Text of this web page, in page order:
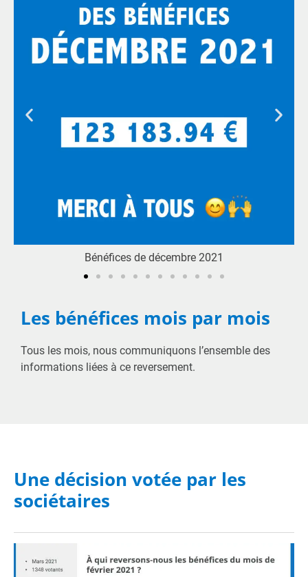
Bénéfices de novembre
Les bénéfices mois par mois
Tous les mois, nous communiquons l’ensemble des
informations liées à ce reversement.
Une décision votée par les
sociétaires